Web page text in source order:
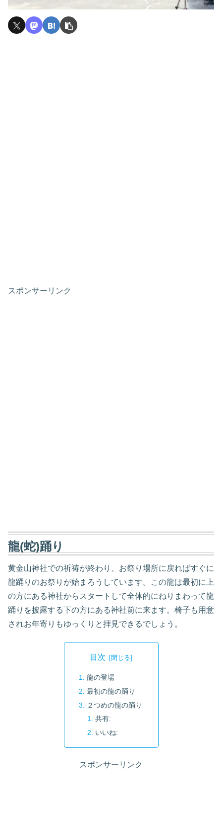
スポンサーリンク
龍(蛇)踊り
黄金山神社での祈祷が終わり、お祭り場所に戻ればすぐに
龍踊りのお祭りが始まろうしています。この龍は最初に上
の方にある神社からスタートして全体的にねりまわって龍
踊りを披露する下の方にある神社前に来ます。椅子も用意
されお年寄りもゆっくりと拝見できるでしょう。
目次
龍の登場
最初の龍の踊り
２つめの龍の踊り
共有:
いいね:
スポンサーリンク